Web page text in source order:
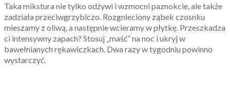
Taka mikstura nie tylko odżywi i wzmocni paznokcie, ale także
zadziała przeciwgrzybiczo. Rozgnieciony ząbek czosnku
mieszamy z oliwą, a następnie wcieramy w płytkę. Przeszkadza
ci intensywny zapach? Stosuj „maść” na noc i ukryj w
bawełnianych rękawiczkach. Dwa razy w tygodniu powinno
wystarczyć.